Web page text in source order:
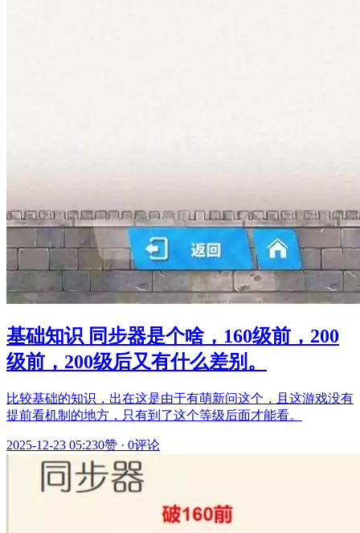
基础知识 同步器是个啥，160级前，200
级前，200级后又有什么差别。
比较基础的知识，出在这是由于有萌新问这个，且这游戏没有
提前看机制的地方，只有到了这个等级后面才能看。
2025-12-23 05:230赞 · 0评论